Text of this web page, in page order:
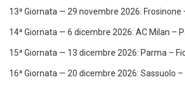
13ª Giornata — 29 novembre 2026: Frosinone
14ª Giornata — 6 dicembre 2026: AC Milan –
15ª Giornata — 13 dicembre 2026: Parma –
16ª Giornata — 20 dicembre 2026: Sassuolo